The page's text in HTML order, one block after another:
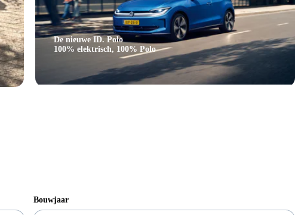
De nieuwe ID. Polo
100% elektrisch, 100% Polo
Bouwjaar